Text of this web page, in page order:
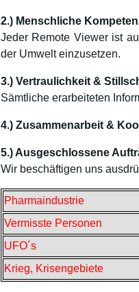
2.) Menschliche
Jeder Remote Viewer ist
der Umwelt einzusetzen.
3.) Vertraulichkeit &
Sämtliche erarbeiteten
4.) Zusammenarbeit &
5.) Ausgeschlossene
Wir beschäftigen uns
Pharmaindustrie
Vermisste Personen
UFO´s
Krieg, Krisengebiete